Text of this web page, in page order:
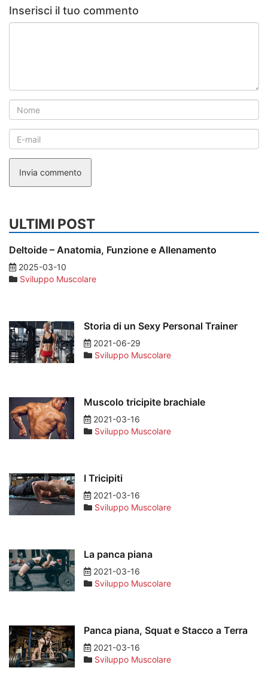
Inserisci il tuo commento
Invia commento
ULTIMI POST
Deltoide – Anatomia, Funzione e Allenamento
2025-03-10
Sviluppo Muscolare
Storia di un Sexy Personal Trainer
2021-06-29
Sviluppo Muscolare
Muscolo tricipite brachiale
2021-03-16
Sviluppo Muscolare
I Tricipiti
2021-03-16
Sviluppo Muscolare
La panca piana
2021-03-16
Sviluppo Muscolare
Panca piana, Squat e Stacco a Terra
2021-03-16
Sviluppo Muscolare